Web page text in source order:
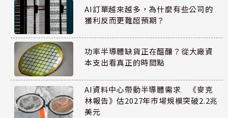
AI訂單越來越多，為什麼有些公司的
獲利反而更難超預期？
功率半導體缺貨正在醞釀？從大廠資
本支出看真正的時間點
AI資料中心帶動半導體需求 《麥克
林報告》估2027年市場規模突破2.2兆
美元